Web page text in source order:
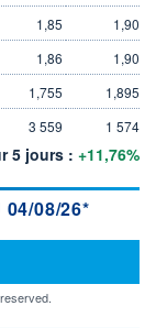
1,85
1,90
1,86
1,90
1,755
1,895
3 559 1 574
5 jours : +11,76%
08/26*